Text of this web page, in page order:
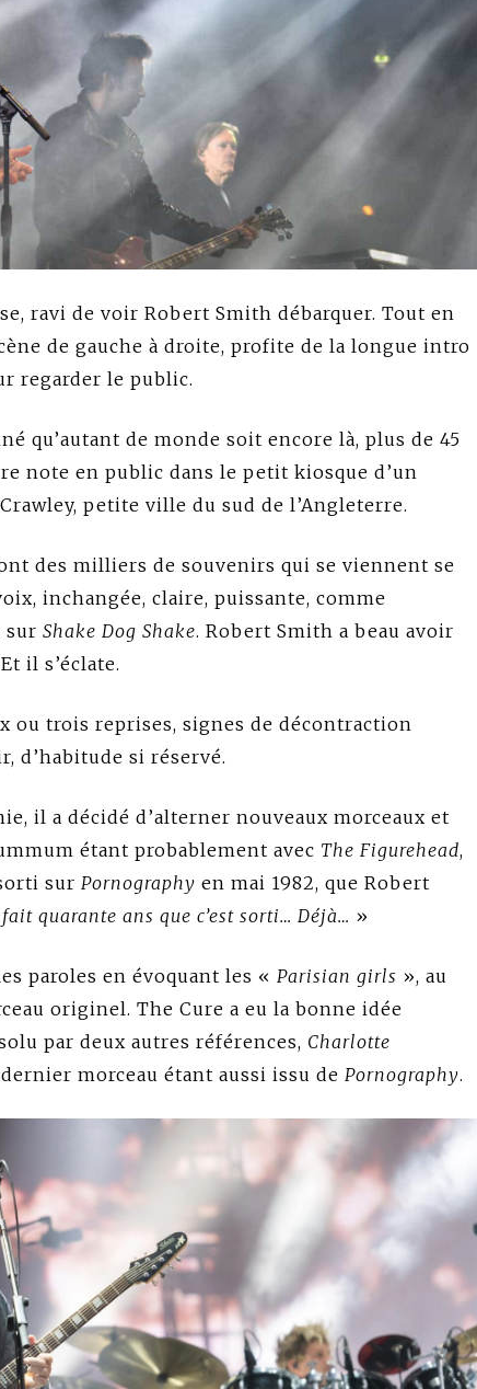
ravi de voir Robert Smith débarquer. Tout en
de gauche à droite, profite de la longue intro
regarder le public.
qu’autant de monde soit encore là, plus de 45
note en public dans le petit kiosque d’un
petite ville du sud de l’Angleterre.
des milliers de souvenirs qui se viennent se
inchangée, claire, puissante, comme
sur Shake Dog Shake. Robert Smith a beau avoir
il s’éclate.
ou trois reprises, signes de décontraction
d’habitude si réservé.
il a décidé d’alterner nouveaux morceaux et
étant probablement avec The Figurehead,
sur Pornography en mai 1982, que Robert
quarante ans que c’est sorti… Déjà… »
paroles en évoquant les « Parisian girls », au
originel. The Cure a eu la bonne idée
par deux autres références, Charlotte
dernier morceau étant aussi issu de Pornography.